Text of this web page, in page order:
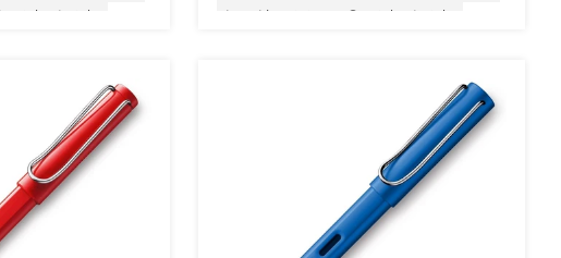
Leicht
Aus Aluminium
Gewicht: Leicht